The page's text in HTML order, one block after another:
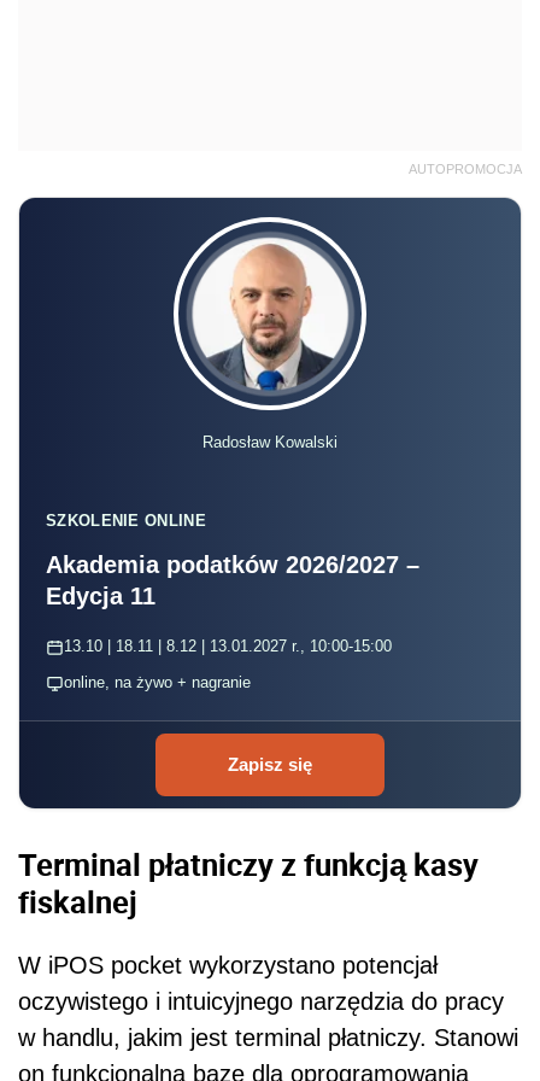
AUTOPROMOCJA
Radosław Kowalski
SZKOLENIE ONLINE
Akademia podatków 2026/2027 –
Edycja 11
13.10 | 18.11 | 8.12 | 13.01.2027 r., 10:00-15:00
online, na żywo + nagranie
Zapisz się
Terminal płatniczy z funkcją kasy
fiskalnej
W iPOS pocket wykorzystano potencjał
oczywistego i intuicyjnego narzędzia do pracy
w handlu, jakim jest terminal płatniczy. Stanowi
on funkcjonalną bazę dla oprogramowania